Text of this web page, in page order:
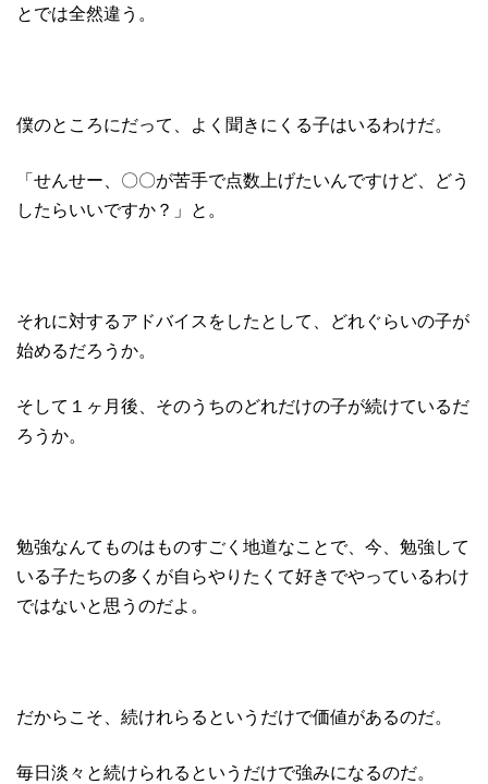
とでは全然違う。
僕のところにだって、よく聞きにくる子はいるわけだ。
「せんせー、〇〇が苦手で点数上げたいんですけど、どう
したらいいですか？」と。
それに対するアドバイスをしたとして、どれぐらいの子が
始めるだろうか。
そして１ヶ月後、そのうちのどれだけの子が続けているだ
ろうか。
勉強なんてものはものすごく地道なことで、今、勉強して
いる子たちの多くが自らやりたくて好きでやっているわけ
ではないと思うのだよ。
だからこそ、続けれらるというだけで価値があるのだ。
毎日淡々と続けられるというだけで強みになるのだ。